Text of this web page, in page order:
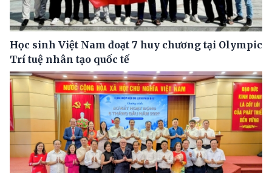
Học sinh Việt Nam đoạt 7 huy chương tại Olympic
Trí tuệ nhân tạo quốc tế